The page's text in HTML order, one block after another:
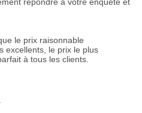
le prix raisonnable
excellents, le prix le plus
à tous les clients.